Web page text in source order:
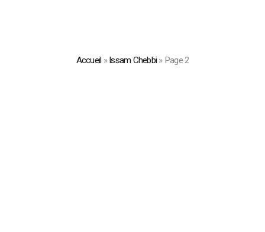
Accueil »Issam Chebbi»Page 2